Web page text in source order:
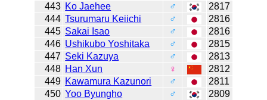
443 Ko Jaehee ♂
2817
444 Tsurumaru Keiichi ♂
2816
445 Sakai Isao ♂
2816
446 Ushikubo Yoshitaka ♂
2815
447 Seki Kazuya ♂
2813
448 Han Xun ♀
2812
449 Kawamura Kazunori ♂
2811
450 Yoo Byungho ♂
2809